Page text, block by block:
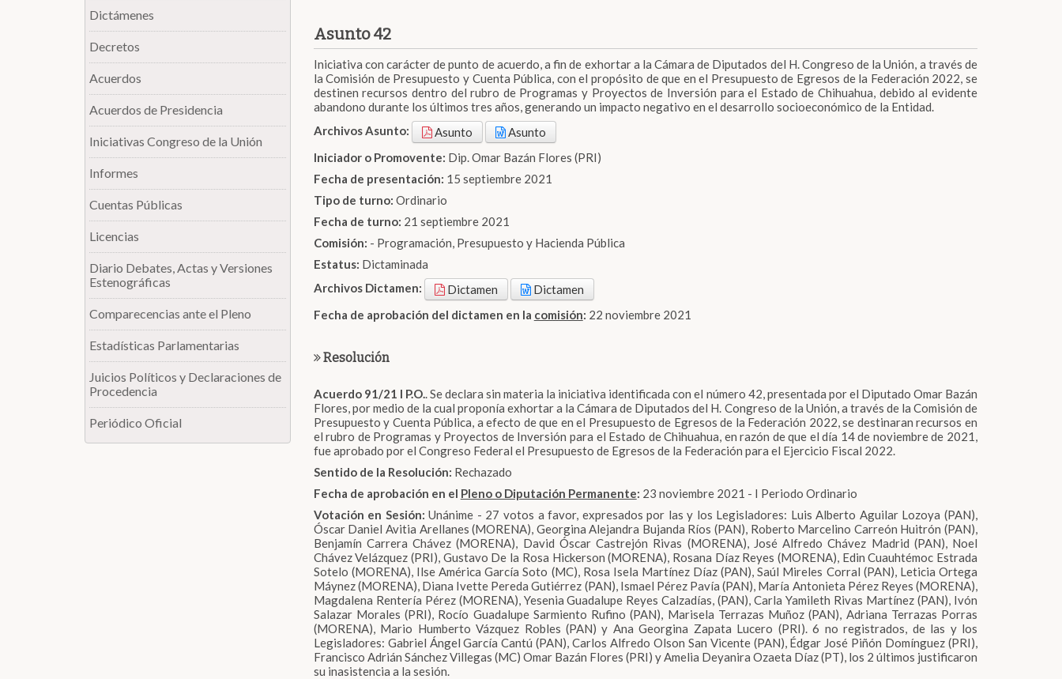
Dictámenes
Decretos
Acuerdos
Acuerdos de Presidencia
Iniciativas Congreso de la Unión
Informes
Cuentas Públicas
Licencias
Diario Debates, Actas y Versiones
Estenográficas
Comparecencias ante el Pleno
Estadísticas Parlamentarias
Juicios Políticos y Declaraciones de
Procedencia
Periódico Oficial
Asunto 42
Iniciativa con carácter de punto de acuerdo, a fin de exhortar a la Cámara de Diputados del H. Congreso de la Unión, a través de
la Comisión de Presupuesto y Cuenta Pública, con el propósito de que en el Presupuesto de Egresos de la Federación 2022, se
destinen recursos dentro del rubro de Programas y Proyectos de Inversión para el Estado de Chihuahua, debido al evidente
abandono durante los últimos tres años, generando un impacto negativo en el desarrollo socioeconómico de la Entidad.
Archivos Asunto:
Asunto
Asunto
Iniciador o Promovente: Dip. Omar Bazán Flores (PRI)
Fecha de presentación: 15 septiembre 2021
Tipo de turno: Ordinario
Fecha de turno: 21 septiembre 2021
Comisión: - Programación, Presupuesto y Hacienda Pública
Estatus: Dictaminada
Archivos Dictamen:
Dictamen
Dictamen
Fecha de aprobación del dictamen en la comisión: 22 noviembre 2021
Resolución
Acuerdo 91/21 I P.O.. Se declara sin materia la iniciativa identificada con el número 42, presentada por el Diputado Omar Bazán
Flores, por medio de la cual proponía exhortar a la Cámara de Diputados del H. Congreso de la Unión, a través de la Comisión de
Presupuesto y Cuenta Pública, a efecto de que en el Presupuesto de Egresos de la Federación 2022, se destinaran recursos en
el rubro de Programas y Proyectos de Inversión para el Estado de Chihuahua, en razón de que el día 14 de noviembre de 2021,
fue aprobado por el Congreso Federal el Presupuesto de Egresos de la Federación para el Ejercicio Fiscal 2022.
Sentido de la Resolución: Rechazado
Fecha de aprobación en el Pleno o Diputación Permanente: 23 noviembre 2021 - I Periodo Ordinario
Votación en Sesión:Unánime - 27 votos a favor, expresados por las y los Legisladores: Luis Alberto Aguilar Lozoya (PAN),
Óscar Daniel Avitia Arellanes (MORENA), Georgina Alejandra Bujanda Ríos (PAN), Roberto Marcelino Carreón Huitrón (PAN),
Benjamín Carrera Chávez (MORENA), David Óscar Castrejón Rivas (MORENA), José Alfredo Chávez Madrid (PAN), Noel
Chávez Velázquez (PRI), Gustavo De la Rosa Hickerson (MORENA), Rosana Díaz Reyes (MORENA), Edin Cuauhtémoc Estrada
Sotelo (MORENA), Ilse América García Soto (MC), Rosa Isela Martínez Díaz (PAN), Saúl Mireles Corral (PAN), Leticia Ortega
Máynez (MORENA), Diana Ivette Pereda Gutiérrez (PAN), Ismael Pérez Pavía (PAN), María Antonieta Pérez Reyes (MORENA),
Magdalena Rentería Pérez (MORENA), Yesenia Guadalupe Reyes Calzadías, (PAN), Carla Yamileth Rivas Martínez (PAN), Ivón
Salazar Morales (PRI), Rocío Guadalupe Sarmiento Rufino (PAN), Marisela Terrazas Muñoz (PAN), Adriana Terrazas Porras
(MORENA), Mario Humberto Vázquez Robles (PAN) y Ana Georgina Zapata Lucero (PRI). 6 no registrados, de las y los
Legisladores: Gabriel Ángel García Cantú (PAN), Carlos Alfredo Olson San Vicente (PAN), Édgar José Piñón Domínguez (PRI),
Francisco Adrián Sánchez Villegas (MC) Omar Bazán Flores (PRI) y Amelia Deyanira Ozaeta Díaz (PT), los 2 últimos justificaron
su inasistencia a la sesión.